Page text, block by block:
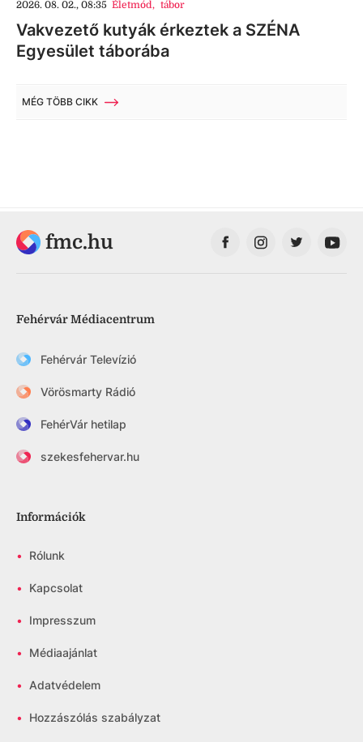
2026. 08. 02., 08:35 Életmód, tábor
Vakvezető kutyák érkeztek a SZÉNA
Egyesület táborába
MÉG TÖBB CIKK
fmc.hu
Fehérvár Médiacentrum
Fehérvár Televízió
Vörösmarty Rádió
FehérVár hetilap
szekesfehervar.hu
Információk
• Rólunk
• Kapcsolat
• Impresszum
• Médiaajánlat
• Adatvédelem
• Hozzászólás szabályzat